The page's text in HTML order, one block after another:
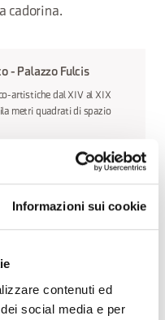
Informazioni sui cookie
contenuti ed
social media e per
cadorina.
- Palazzo Fulcis
artistiche dal XIV al XIX
metri quadrati di spazio
Archeologico
e nuova sezione